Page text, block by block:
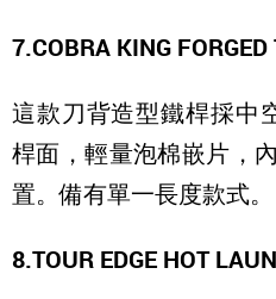
7.COBRA KING FORGED
這款刀背造型鐵桿採中
桿面，輕量泡棉嵌片，
置。備有單一長度款式。
8.TOUR EDGE HOT